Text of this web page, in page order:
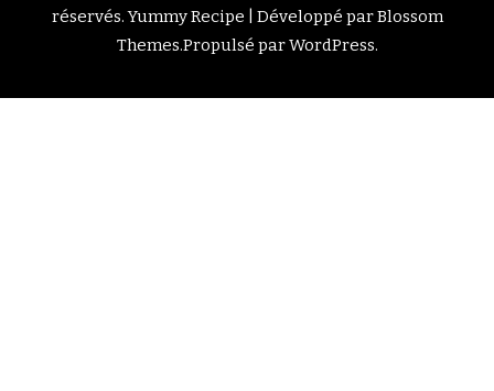
réservés.Yummy Recipe | Développé parBlossom
Themes.Propulsé parWordPress.